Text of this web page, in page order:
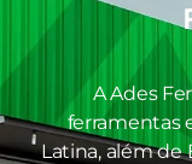
A Ades
ferramentas
Latina, além de